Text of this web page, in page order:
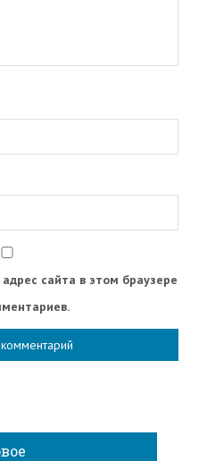
сайта в этом браузере